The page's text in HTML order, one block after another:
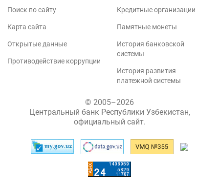
Поиск по сайту
Карта сайта
Открытые данные
Противодействие коррупции
Кредитные организации
Памятные монеты
История банковской
системы
История развития
платежной системы
© 2005–2026
Центральный банк Республики Узбекистан,
официальный сайт.